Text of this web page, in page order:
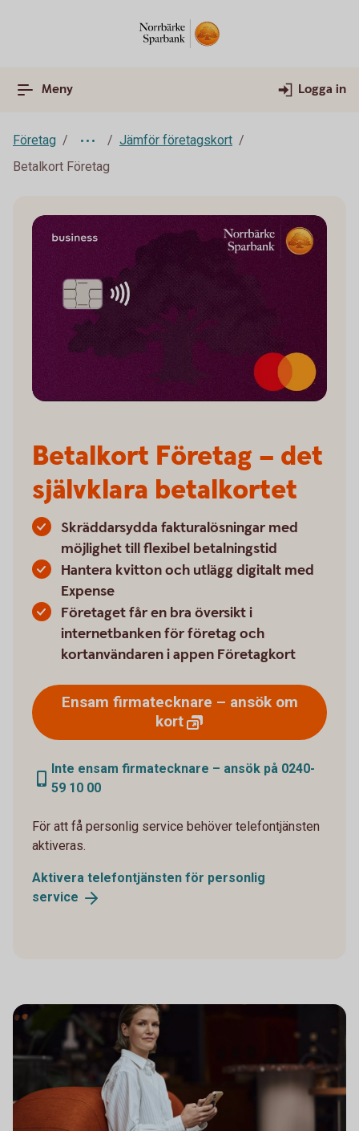
Meny Logga in
Företag
Jämför företagskort
Betalkort Företag
Betalkort Företag – det
självklara betalkortet
Skräddarsydda fakturalösningar med
möjlighet till flexibel betalningstid
Hantera kvitton och utlägg digitalt med
Expense
Företaget får en bra översikt i
internetbanken för företag och
kortanvändaren i appen Företagkort
Ensam firmatecknare – ansök om
kort
Inte ensam firmatecknare – ansök på 0240-
59 10 00
För att få personlig service behöver telefontjänsten
aktiveras.
Aktivera telefontjänsten för personlig
service